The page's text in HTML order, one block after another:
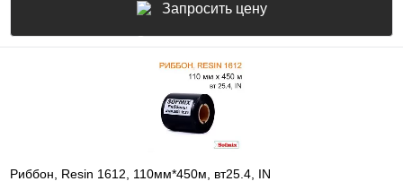
Запросить цену
Риббон, Resin 1612, 110мм*450м, вт25.4, IN